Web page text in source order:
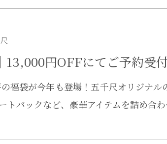
13,000円OFFにてご予約受
福袋が今年も登場！五千尺オリジナル
トバックなど、豪華アイテムを詰め合